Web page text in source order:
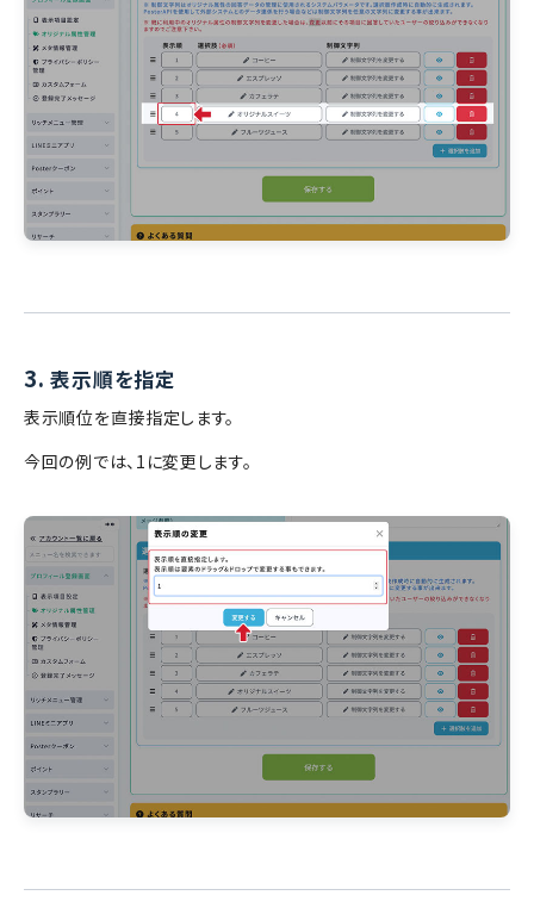
3. 表示順を指定
表示順位を直接指定します。
今回の例では、1に変更します。